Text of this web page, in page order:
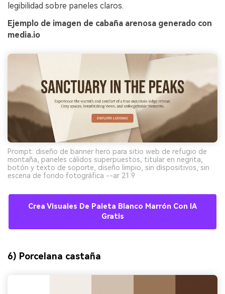
legibilidad sobre paneles claros.
Ejemplo de imagen de cabaña arenosa generado con
media.io
Prompt: diseño de banner hero para sitio web de refugio de
montaña, paneles cálidos superpuestos, titular en negrita,
botón y texto de soporte, diseño limpio, sin dispositivos, sin
escena de fondo fotográfica --ar 21:9
Crea Visuales De Paleta Blanco Marrón Con IA
Gratis
6) Porcelana castaña